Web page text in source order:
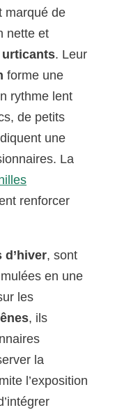
marqué de
nette et
. Leur
forme une
rythme lent
de petits
une
La
renforcer
d’hiver, sont
en une
les
, ils
la
l’exposition